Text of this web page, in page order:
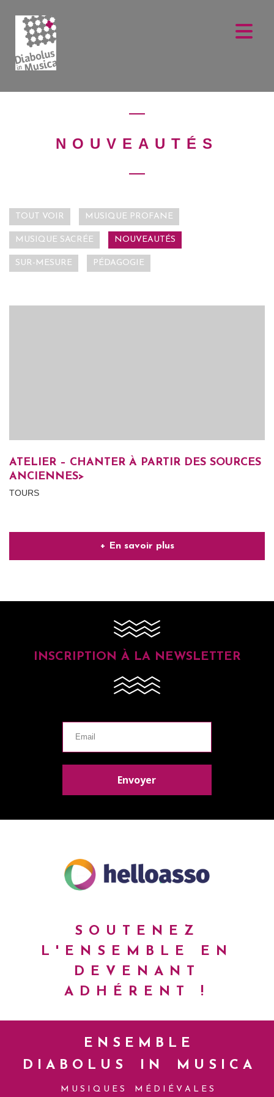
NOUVEAUTÉS
TOUT VOIR MUSIQUE PROFANE
MUSIQUE SACRÉE NOUVEAUTÉS
SUR-MESURE PÉDAGOGIE
ATELIER – CHANTER À PARTIR DES SOURCES
ANCIENNES>
TOURS
+ En savoir plus
INSCRIPTION À LA NEWSLETTER
SOUTENEZ
L'ENSEMBLE EN
DEVENANT
ADHÉRENT !
E N S E M B L E
D I A B O L U S I N M U S I C A
M U S I Q U E S M É D I É V A L E S